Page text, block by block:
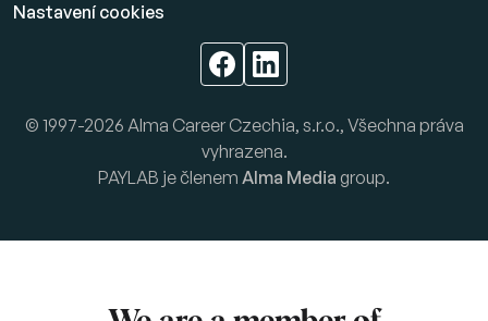
Nastavení cookies
© 1997-2026 Alma Career Czechia, s.r.o., Všechna práva
vyhrazena.
PAYLAB je členem Alma Media group.